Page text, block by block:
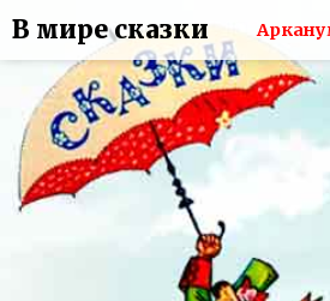
В мире сказки